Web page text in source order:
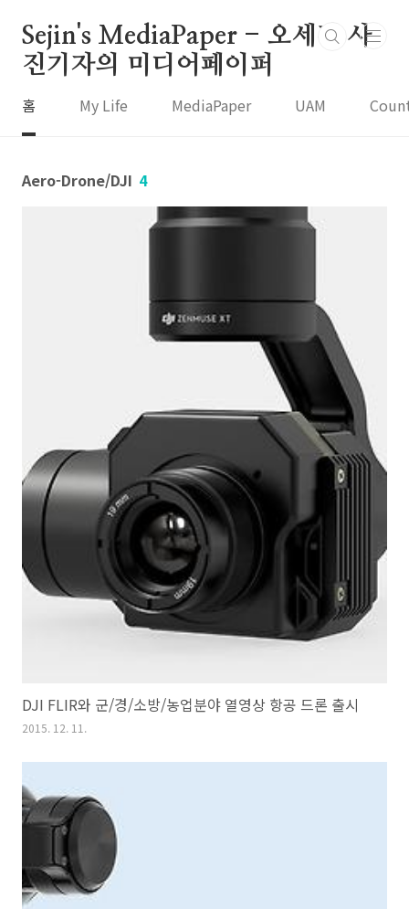
Sejin's MediaPaper - 오세진 사
진기자의 미디어페이퍼
홈 My Life MediaPaper UAM
Aero-Drone/DJI 4
DJI FLIR와 군/경/소방/농업분야 열영상 항공 드론 출시
2015. 12. 11.